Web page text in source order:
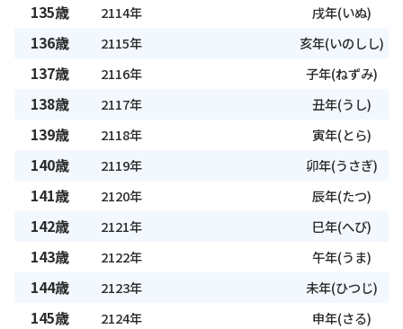
135歳 2114年 戌年(いぬ)
136歳 2115年 亥年(いのしし)
137歳 2116年 子年(ねずみ)
138歳 2117年 丑年(うし)
139歳 2118年 寅年(とら)
140歳 2119年 卯年(うさぎ)
141歳 2120年 辰年(たつ)
142歳 2121年 巳年(へび)
143歳 2122年 午年(うま)
144歳 2123年 未年(ひつじ)
145歳 2124年 申年(さる)